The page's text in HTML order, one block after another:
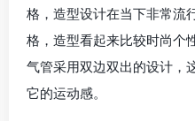
格，造型设计在当下非常流
格，造型看起来比较时尚个
气管采用双边双出的设计，
它的运动感。